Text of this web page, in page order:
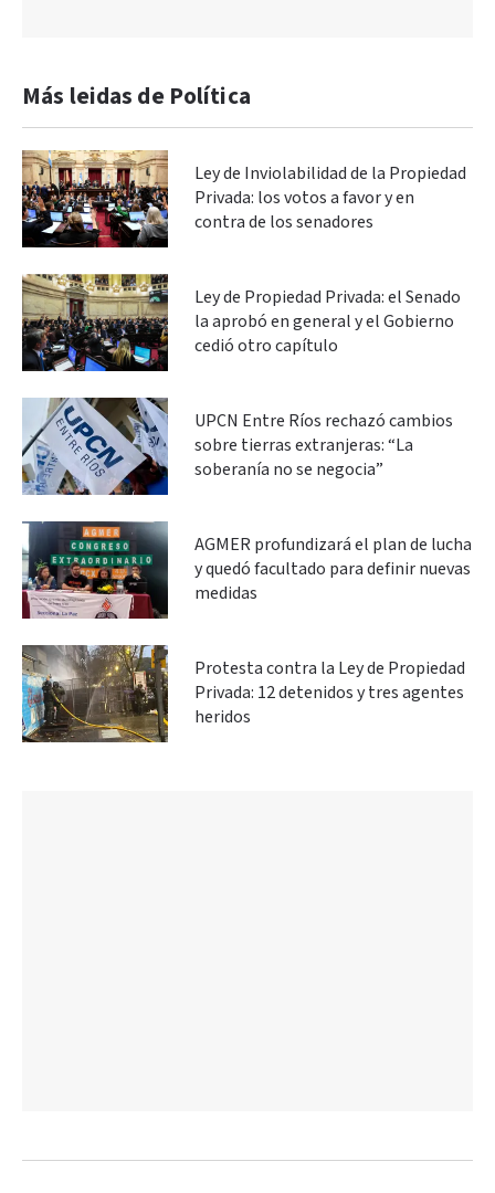
Más leidas de Política
Ley de Inviolabilidad de la Propiedad
Privada: los votos a favor y en
contra de los senadores
Ley de Propiedad Privada: el Senado
la aprobó en general y el Gobierno
cedió otro capítulo
UPCN Entre Ríos rechazó cambios
sobre tierras extranjeras: “La
soberanía no se negocia”
AGMER profundizará el plan de lucha
y quedó facultado para definir nuevas
medidas
Protesta contra la Ley de Propiedad
Privada: 12 detenidos y tres agentes
heridos